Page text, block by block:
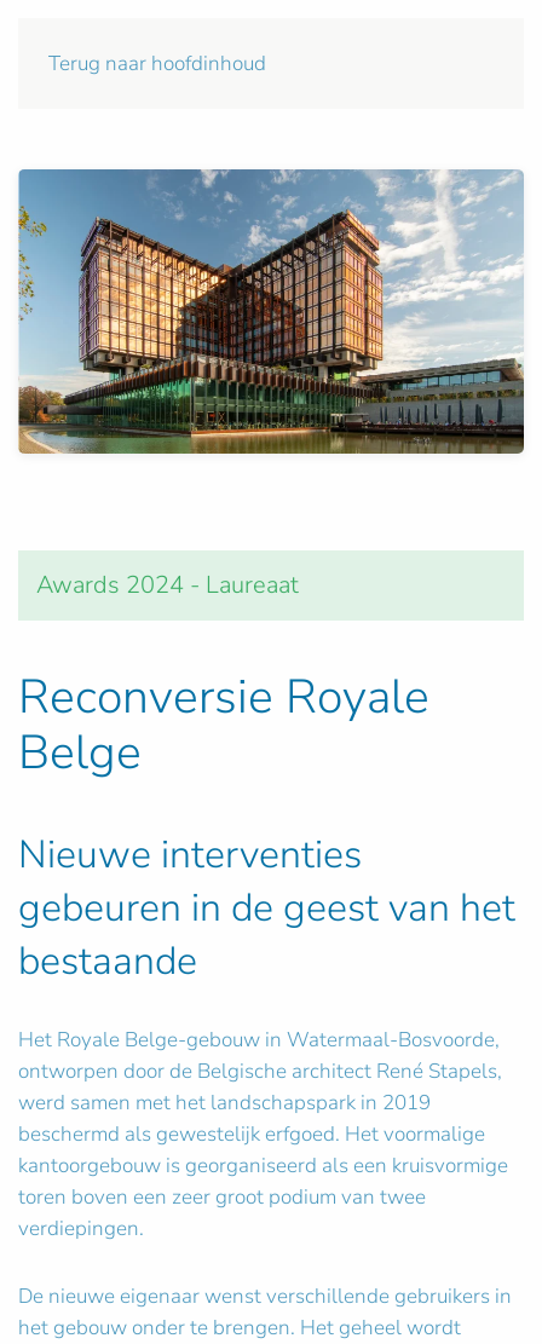
Terug naar hoofdinhoud
Awards 2024 - Laureaat
Reconversie Royale
Belge
Nieuwe interventies
gebeuren in de geest van het
bestaande
Het Royale Belge-gebouw in Watermaal-Bosvoorde,
ontworpen door de Belgische architect René Stapels,
werd samen met het landschapspark in 2019
beschermd als gewestelijk erfgoed. Het voormalige
kantoorgebouw is georganiseerd als een kruisvormige
toren boven een zeer groot podium van twee
verdiepingen.
De nieuwe eigenaar wenst verschillende gebruikers in
het gebouw onder te brengen. Het geheel wordt